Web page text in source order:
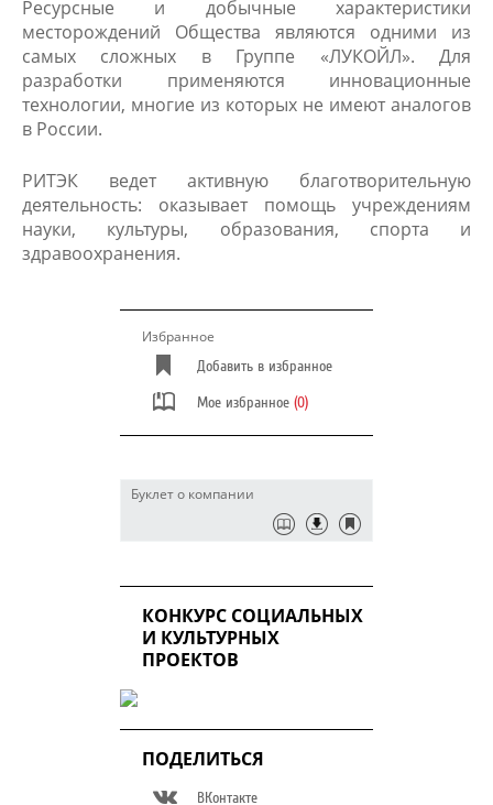
Ресурсные и добычные характеристики
месторождений Общества являются одними из
самых сложных в Группе «ЛУКОЙЛ». Для
разработки применяются инновационные
технологии, многие из которых не имеют аналогов
в России.
РИТЭК ведет активную благотворительную
деятельность: оказывает помощь учреждениям
науки, культуры, образования, спорта и
здравоохранения.
Избранное
Добавить в избранное
Мое избранное (0)
Буклет о компании
КОНКУРС СОЦИАЛЬНЫХ
И КУЛЬТУРНЫХ
ПРОЕКТОВ
ПОДЕЛИТЬСЯ
ВКонтакте